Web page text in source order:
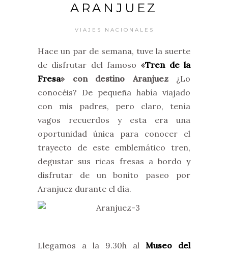
ARANJUEZ
VIAJES NACIONALES
Hace un par de semana, tuve la suerte
de disfrutar del famoso «Tren de la
Fresa» con destino Aranjuez¿Lo
conocéis? De pequeña había viajado
con mis padres, pero claro, tenía
vagos recuerdos y esta era una
oportunidad única para conocer el
trayecto de este emblemático tren,
degustar sus ricas fresas a bordo y
disfrutar de un bonito paseo por
Aranjuez durante el día.
Llegamos a la 9.30h al Museo del